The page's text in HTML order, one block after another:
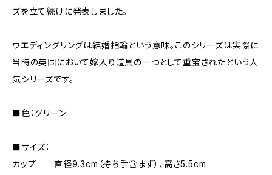
ズを立て続けに発表しました。
ウエディングリングは結婚指輪という意味。このシリーズは実際に
当時の英国において嫁入り道具の一つとして重宝されたという人
気シリーズです。
■色：グリーン
■サイズ：
カップ 直径9.3cm（持ち手含まず）、高さ5.5cm